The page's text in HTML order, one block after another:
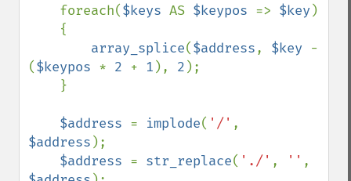
    foreach(
$keys AS $keypos => $key )
array_splice($address, $key -
($keypos * 2 + 1 ), 2 );
$address = implode( '/'
$address );
$address = str_replace( './' , ''